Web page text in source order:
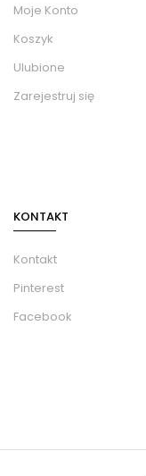
Moje Konto
Koszyk
Ulubione
Zarejestruj się
KONTAKT
Kontakt
Pinterest
Facebook